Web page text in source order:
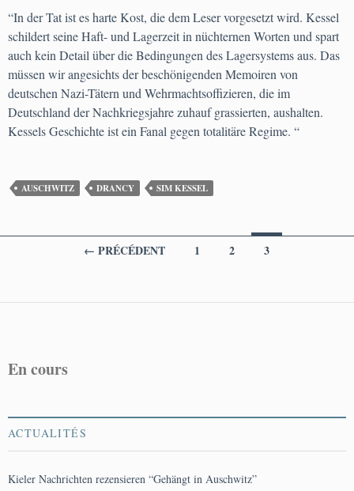
“In der Tat ist es harte Kost, die dem Leser vorgesetzt wird. Kessel
schildert seine Haft- und Lagerzeit in nüchternen Worten und spart
auch kein Detail über die Bedingungen des Lagersystems aus. Das
müssen wir angesichts der beschönigenden Memoiren von
deutschen Nazi-Tätern und Wehrmachtsoffizieren, die im
Deutschland der Nachkriegsjahre zuhauf grassierten, aushalten.
Kessels Geschichte ist ein Fanal gegen totalitäre Regime. “
AUSCHWITZ DRANCY SIM KESSEL
Navigation
articles
← PRÉCÉDENT 1 2 3
En cours
ACTUALITÉS
Kieler Nachrichten rezensieren “Gehängt in Auschwitz”